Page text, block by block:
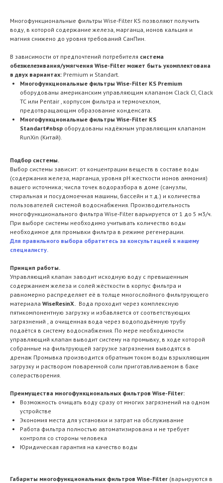
Многофункциональные фильтры Wise-Filter KS позволяют получить
воду, в которой содержание железа, марганца, ионов кальция и
магния снижено до уровня требований СанПин.
В зависимости от предпочтений потребителя система
обезжелезивания/умягчения Wise-Filter может быть укомплектована
в двух вариантах: Premium и Standart.
Многофункциональные фильтры Wise-Filter KS Premium
оборудованы американским управляющим клапаном Clack CI, Clack
TC или Pentair , корпусом фильтра и термочехлом,
предотвращающим образование конденсата.
Многофункциональные фильтры Wise-Filter KS
Standart#nbsp оборудованы надёжным управляющим клапаном
RunXin (Китай).
Подбор системы.
Выбор системы зависит: от концентрации веществ в составе воды
(содержания железа, марганца, уровня рН жесткости ионов аммония)
вашего источника; числа точек водоразбора в доме (санузлы,
стиральная и посудомоечная машины, бассейн и т.д.) и количества
пользователей системой водоснабжения. Производительность
многофункционального фильтра Wise-Filter варьируется от 1 до 5 м3/ч.
При выборе системы необходимо учитывать количество воды
необходимое для промывки фильтра в режиме регенерации.
Для правильного выбора обратитесь за консультацией к нашему
специалисту.
Принцип работы.
Управляющий клапан заводит исходную воду с превышенным
содержанием железа и солей жёсткости в корпус фильтра и
равномерно распределяет её в толще многослойного фильтрующего
материала WiseResinX. Вода проходит через комплексную
пятикомпонентную загрузку и избавляется от соответствующих
загрязнений , а очищенная вода через водоподъёмную трубу
подаётся в систему водоснабжения. По мере необходимости
управляющий клапан выводит систему на промывку, в ходе которой
собранные на фильтрующей загрузке загрязнения выводятся в
дренаж Промывка производится обратным током воды взрыхляющим
загрузку и раствором поваренной соли приготавливаемом в баке
солерастворения.
Преимущества многофункциональных фильтров Wise-Filter:
Возможность очищать воду сразу от многих загрязнений на одном
устройстве
Экономия места для установки и затрат на обслуживание
Работа фильтра полностью автоматизирована и не требует
контроля со стороны человека
Юридическая гарантия на качество воды
Габариты многофункциональных фильтров Wise-Filter (варьируются в